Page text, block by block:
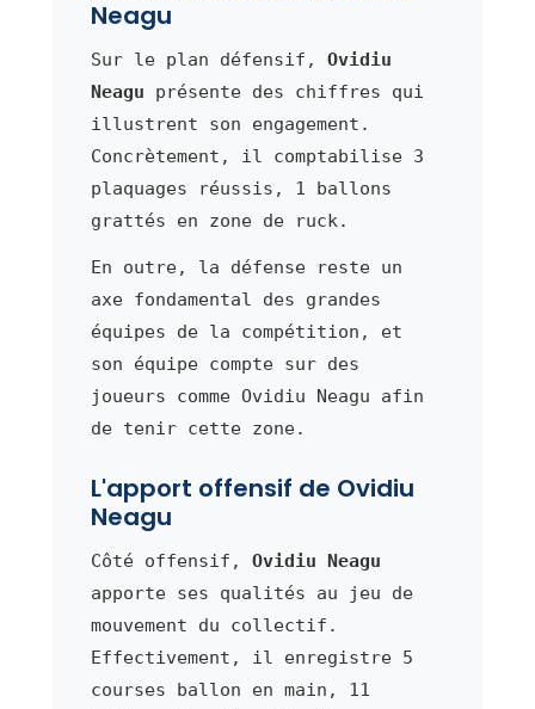
Neagu
Sur le plan défensif, Ovidiu
Neagu présente des chiffres qui
illustrent son engagement.
Concrètement, il comptabilise 3
plaquages réussis, 1 ballons
grattés en zone de ruck.
En outre, la défense reste un
axe fondamental des grandes
équipes de la compétition, et
son équipe compte sur des
joueurs comme Ovidiu Neagu afin
de tenir cette zone.
L'apport offensif de Ovidiu
Neagu
Côté offensif, Ovidiu Neagu
apporte ses qualités au jeu de
mouvement du collectif.
Effectivement, il enregistre 5
courses ballon en main, 11